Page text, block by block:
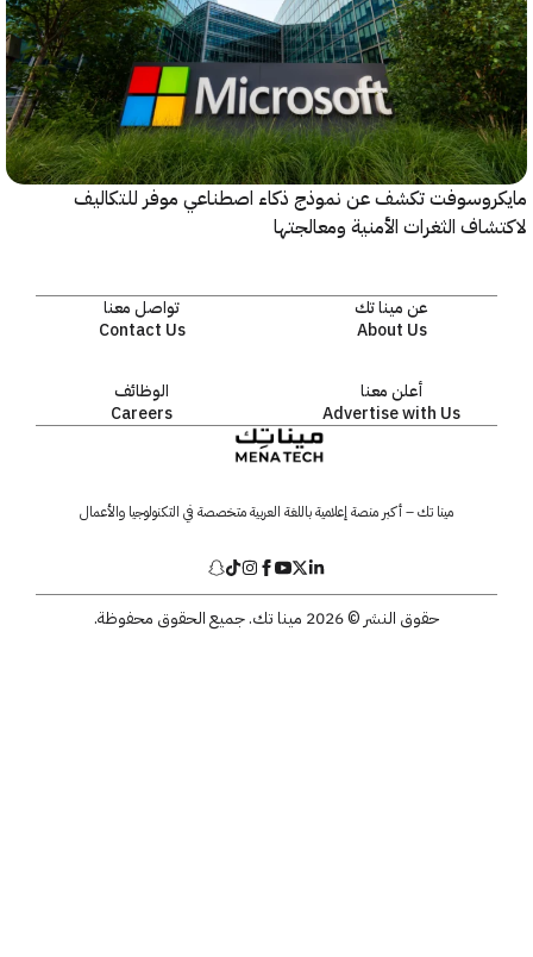
تكشف عن نموذج ذكاء اصطناعي موفر للتكاليف
الثغرات الأمنية ومعالجتها
عن مينا تك
About Us
تواصل معنا
Contact Us
أعلن معنا
Advertise with Us
الوظائف
Careers
مينا تك – أكبر منصة إعلامية باللغة العربية متخصصة في التكنولوجيا والأعمال
حقوق النشر © 2026 مينا تك. جميع الحقوق محفوظة.